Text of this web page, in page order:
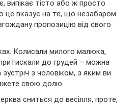
випікає тісто або ж просто
це вказує на те, що незабаром
пропозицію від свого
Колисали милого малюка,
до грудей – можна
зустріч з чоловіком, з яким ви
свою долю.
сниться до весілля, проте,